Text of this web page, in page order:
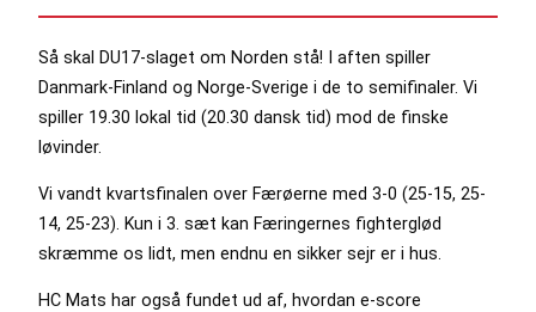
Så skal DU17-slaget om Norden stå! I aften spiller
Danmark-Finland og Norge-Sverige i de to semifinaler. Vi
spiller 19.30 lokal tid (20.30 dansk tid) mod de finske
løvinder.
Vi vandt kvartsfinalen over Færøerne med 3-0 (25-15, 25-
14, 25-23). Kun i 3. sæt kan Færingernes fighterglød
skræmme os lidt, men endnu en sikker sejr er i hus.
HC Mats har også fundet ud af, hvordan e-score